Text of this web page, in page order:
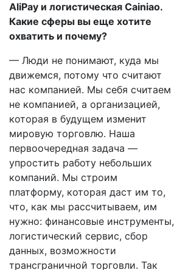
AliPay и логистическая Cainiao.
Какие сферы вы еще хотите
охватить и почему?
— Люди не понимают, куда мы
движемся, потому что считают
нас компанией. Мы себя считаем
не компанией, а организацией,
которая в будущем изменит
мировую торговлю. Наша
первоочередная задача —
упростить работу небольших
компаний. Мы строим
платформу, которая даст им то,
что, как мы рассчитываем, им
нужно: финансовые инструменты,
логистический сервис, сбор
данных, возможности
трансграничной торговли. Так